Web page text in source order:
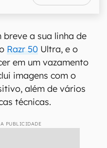
a sua linha de
Razr 50 Ultra, e o
em um vazamento
imagens com o
além de vários
técnicas.
PUBLICIDADE